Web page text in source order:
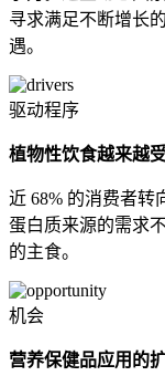
寻求满足不断增长
遇。
驱动程序
植物性饮食越来越
近 68% 的消费者转
蛋白质来源的需求
的主食。
机会
营养保健品应用的